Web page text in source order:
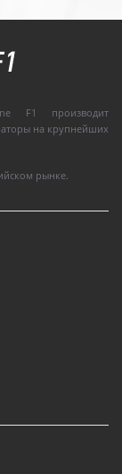
F1 производит
на крупнейших
рынке.